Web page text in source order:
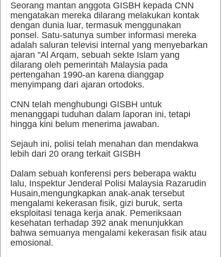
Seorang mantan anggota GISBH kepada CNN
mengatakan mereka dilarang melakukan kontak
dengan dunia luar, termasuk menggunakan
ponsel. Satu-satunya sumber informasi mereka
adalah saluran televisi internal yang menyebarkan
ajaran "Al Arqam, sebuah sekte Islam yang
dilarang oleh pemerintah Malaysia pada
pertengahan 1990-an karena dianggap
menyimpang dari ajaran ortodoks.
CNN telah menghubungi GISBH untuk
menanggapi tuduhan dalam laporan ini, tetapi
hingga kini belum menerima jawaban.
Sejauh ini, polisi telah menahan dan mendakwa
lebih dari 20 orang terkait GISBH
Dalam sebuah konferensi pers beberapa waktu
lalu, Inspektur Jenderal Polisi Malaysia Razarudin
Husain,mengungkapkan anak-anak tersebut
mengalami kekerasan fisik, gizi buruk, serta
eksploitasi tenaga kerja anak. Pemeriksaan
kesehatan terhadap 392 anak menunjukkan
bahwa semuanya mengalami kekerasan fisik atau
emosional.